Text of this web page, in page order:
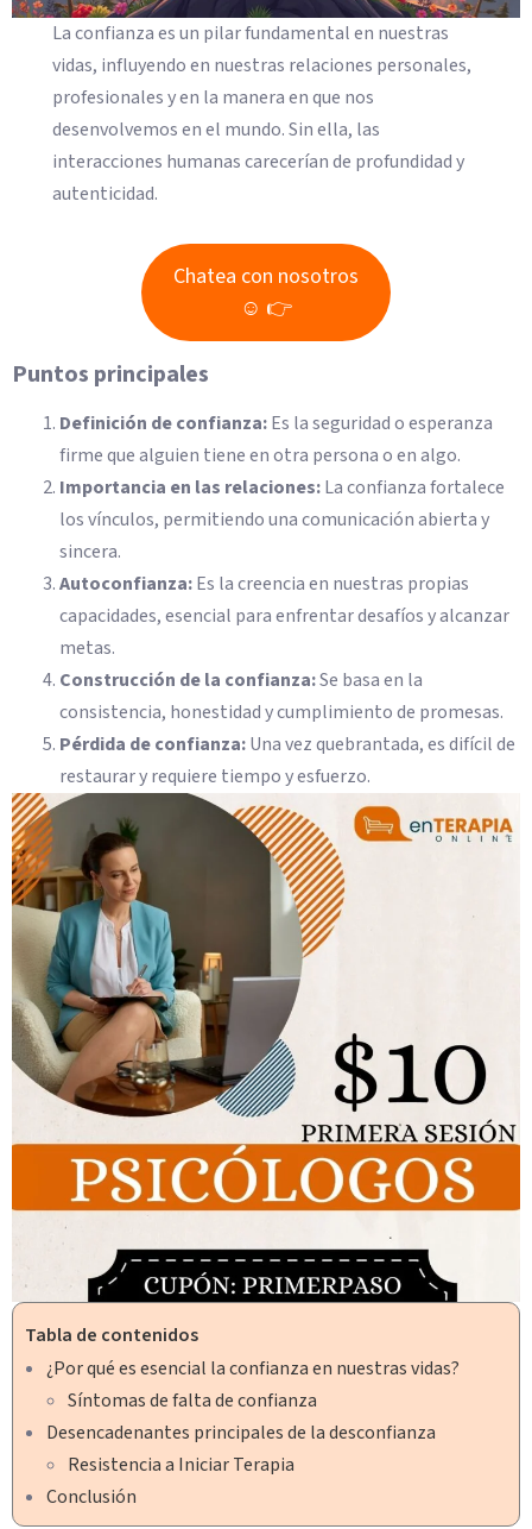
La confianza es un pilar fundamental en nuestras
vidas, influyendo en nuestras relaciones personales,
profesionales y en la manera en que nos
desenvolvemos en el mundo. Sin ella, las
interacciones humanas carecerían de profundidad y
autenticidad.
Chatea con nosotros
☺ 👉
Puntos principales
Definición de confianza:Es la seguridad o esperanza
firme que alguien tiene en otra persona o en algo.
Importancia en las relaciones:La confianza fortalece
los vínculos, permitiendo una comunicación abierta y
sincera.
Autoconfianza:Es la creencia en nuestras propias
capacidades, esencial para enfrentar desafíos y alcanzar
metas.
Construcción de la confianza:Se basa en la
consistencia, honestidad y cumplimiento de promesas.
Pérdida de confianza:Una vez quebrantada, es difícil de
restaurar y requiere tiempo y esfuerzo.
Tabla de contenidos
¿Por qué es esencial la confianza en nuestras vidas?
Síntomas de falta de confianza
Desencadenantes principales de la desconfianza
Resistencia a Iniciar Terapia
Conclusión